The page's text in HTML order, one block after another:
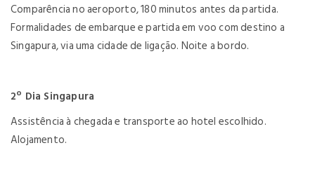
Comparência no aeroporto, 180 minutos antes da partida.
Formalidades de embarque e partida em voo com destino a
Singapura, via uma cidade de ligação. Noite a bordo.
2º Dia Singapura
Assistência à chegada e transporte ao hotel escolhido.
Alojamento.